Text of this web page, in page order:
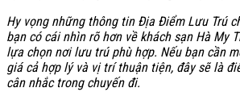
Hy vọng những thông tin Địa Điểm Lưu Trú
bạn có cái nhìn rõ hơn về khách sạn Hà My
lựa chọn nơi lưu trú phù hợp. Nếu bạn cần
giá cả hợp lý và vị trí thuận tiện, đây sẽ là
cân nhắc trong chuyến đi.